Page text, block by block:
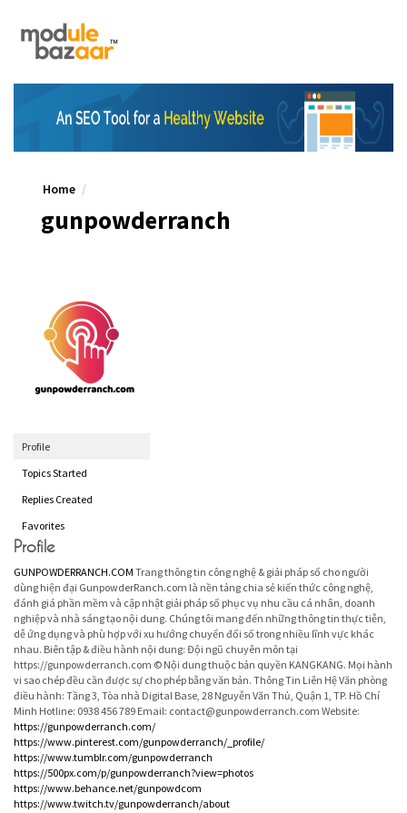
Home
gunpowderranch
Profile
Topics Started
Replies Created
Favorites
Profile
GUNPOWDERRANCH.COM Trang thông tin công nghệ & giải pháp số cho người
dùng hiện đại GunpowderRanch.com là nền tảng chia sẻ kiến thức công nghệ,
đánh giá phần mềm và cập nhật giải pháp số phục vụ nhu cầu cá nhân, doanh
nghiệp và nhà sáng tạo nội dung. Chúng tôi mang đến những thông tin thực tiễn,
dễ ứng dụng và phù hợp với xu hướng chuyển đổi số trong nhiều lĩnh vực khác
nhau. Biên tập & điều hành nội dung: Đội ngũ chuyên môn tại
https://gunpowderranch.com © Nội dung thuộc bản quyền KANGKANG. Mọi hành
vi sao chép đều cần được sự cho phép bằng văn bản. Thông Tin Liên Hệ Văn phòng
điều hành: Tầng 3, Tòa nhà Digital Base, 28 Nguyễn Văn Thủ, Quận 1, TP. Hồ Chí
Minh Hotline: 0938 456 789 Email: contact@gunpowderranch.com Website:
https://gunpowderranch.com/
https://www.pinterest.com/gunpowderranch/_profile/
https://www.tumblr.com/gunpowderranch
https://500px.com/p/gunpowderranch?view=photos
https://www.behance.net/gunpowdcom
https://www.twitch.tv/gunpowderranch/about